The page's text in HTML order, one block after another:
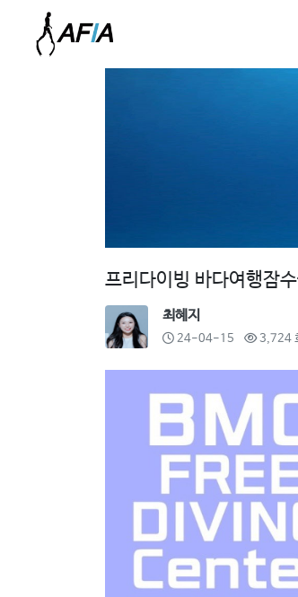
프리다이빙 바다여행잠
최혜지
24-04-15 3,724